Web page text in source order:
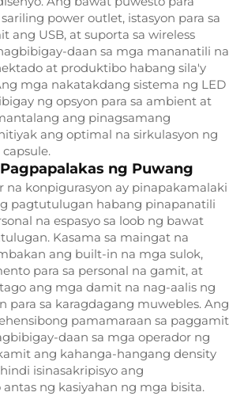
power outlet, istasyon para sa
ang USB, at suporta sa wireless
daan sa mga mananatili na
at produktibo habang sila'y
mga nakatakdang sistema ng LED
ng opsyon para sa ambient at
ang pinagsamang
ang optimal na sirkulasyon ng
ng Puwang
na konpigurasyon ay pinapakamalaki
pagtutulugan habang pinapanatili
na espasyo sa loob ng bawat
Kasama sa maingat na
ang built-in na mga sulok,
para sa personal na gamit, at
ang mga damit na nag-aalis ng
para sa karagdagang muwebles. Ang
pamamaraan sa paggamit
daan sa mga operador ng
ang kahanga-hangang density
isinasakripisyo ang
ng kasiyahan ng mga bisita.